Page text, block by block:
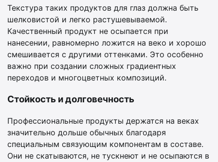
Текстура таких продуктов для глаз должна быть
шелковистой и легко растушевываемой.
Качественный продукт не осыпается при
нанесении, равномерно ложится на веко и хорошо
смешивается с другими оттенками. Это особенно
важно при создании сложных градиентных
переходов и многоцветных композиций.
Стойкость и долговечность
Профессиональные продукты держатся на веках
значительно дольше обычных благодаря
специальным связующим компонентам в составе.
Они не скатываются, не тускнеют и не осыпаются в